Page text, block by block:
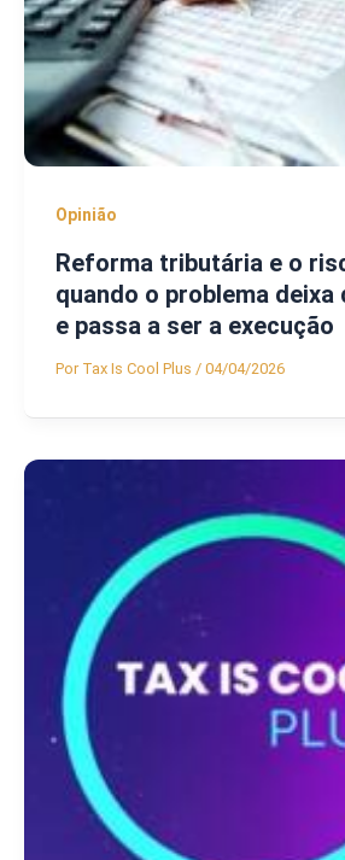
Opinião
Reforma tributária e o
quando o problema
e passa a ser a execução
Por Tax Is Cool Plus / 04/04/2026